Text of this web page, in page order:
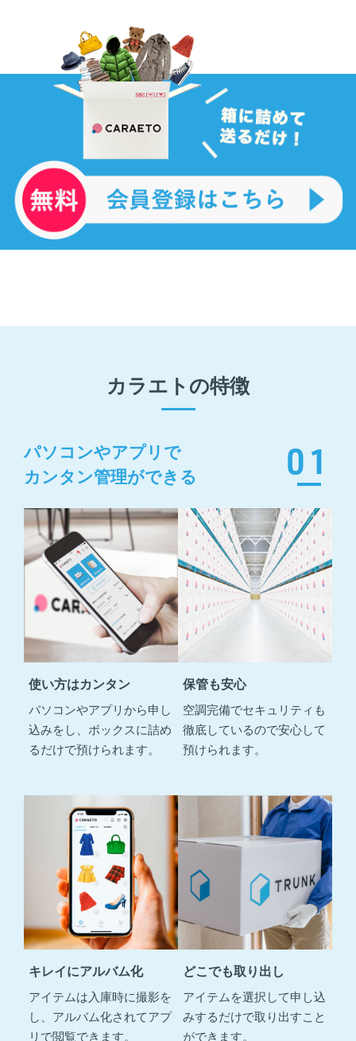
カラエトの特徴
01
パソコンやアプリで
カンタン管理ができる
使い方はカンタン
パソコンやアプリから申し
込みをし、ボックスに詰め
るだけで預けられます。
保管も安心
空調完備でセキュリティも
徹底しているので安心して
預けられます。
キレイにアルバム化
アイテムは入庫時に撮影を
し、アルバム化されてアプ
リで閲覧できます。
どこでも取り出し
アイテムを選択して申し込
みするだけで取り出すこと
ができます。